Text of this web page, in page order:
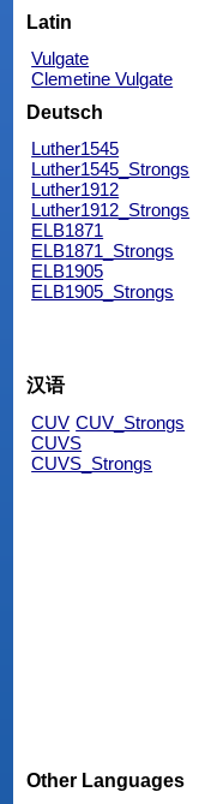
Latin
Vulgate
Clemetine Vulgate
Deutsch
Luther1545
Luther1545_Strongs
Luther1912
Luther1912_Strongs
ELB1871
ELB1871_Strongs
ELB1905
ELB1905_Strongs
汉语
CUV CUV_Strongs
CUVS
CUVS_Strongs
Other Languages